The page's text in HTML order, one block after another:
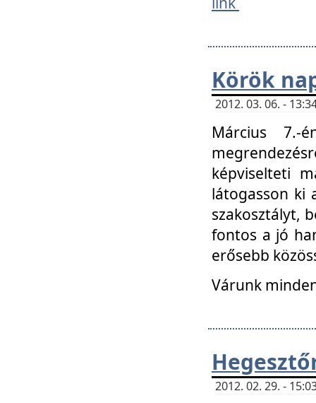
Körök
2012. 03. 06. -
Március 7.-
képviselteti
látogasson ki
szakosztályt,
fontos a jó
erősebb
Várunk
2012. 02. 29. -